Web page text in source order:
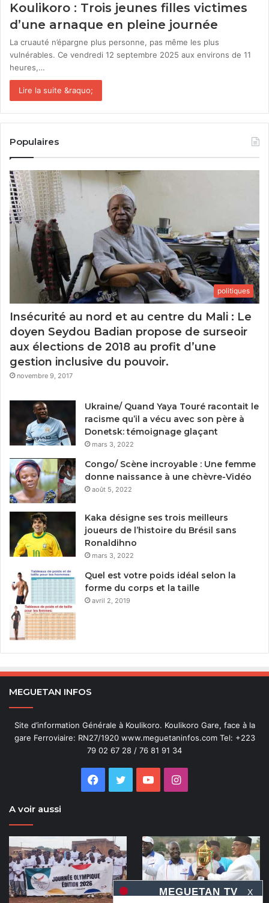
Koulikoro : Trois jeunes filles victimes
d’une arnaque en pleine journée
La cruauté n’épargne plus personne, pas même les plus
vulnérables. Ce vendredi 12 septembre 2025 aux environs de 11
heures,…
Lire la suite &raquo;
Populaires
politiques
Insécurité au nord et au centre du Mali : Le
doyen Seydou Badian propose de surseoir
aux élections de 2018 au profit d’une
gestion inclusive du pouvoir.
novembre 9, 2017
Ukraine/ Quand Yaya Touré racontait le
racisme qu’il a vécu avec son père à
Donetsk: témoignage glaçant
mars 3, 2022
Congo/ Scène incroyable : Une femme
donne naissance à une chèvre-Vidéo
août 5, 2022
Kaka désigne ses trois meilleurs
joueurs de l’histoire du Brésil sans
Ronaldihno
mars 3, 2022
Quel est votre poids idéal selon la
forme du corps et la taille
avril 2, 2019
MEGUETAN INFOS
Site d’information Générale à Koulikoro. Koulikoro Gare, face à la
gare Ferroviaire: RN27/1920 www.meguetaninfos.com Tel: +223
79 02 67 28 / 76 81 91 34
Facebook
Twitter YouTubeInstagram
A voir aussi
X